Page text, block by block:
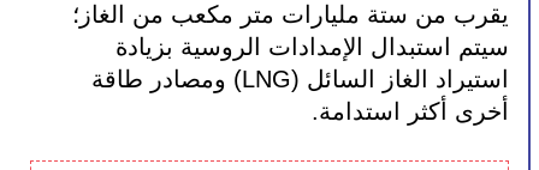
أخرى أكثر استدامة.